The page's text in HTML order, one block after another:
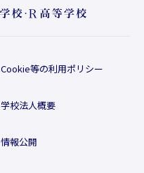
Cookie等の利用ポリシー
学校法人概要
情報公開